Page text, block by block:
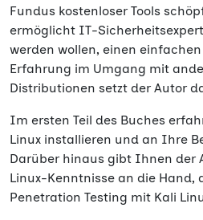
Fundus kostenloser Tools
ermöglicht IT-
werden wollen, einen
Erfahrung im Umgang mit
Distributionen setzt der Autor
Im ersten Teil des Buches
Linux installieren und an Ihre
Darüber hinaus gibt Ihnen der
Linux-Kenntnisse an die Hand,
Penetration Testing mit Kali